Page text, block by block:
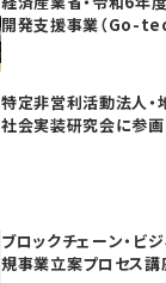
開発支援事業（Go-
特定非営利活動法人・
社会実装研究会に参画
ブロックチェーン・ビ
規事業立案プロセス講